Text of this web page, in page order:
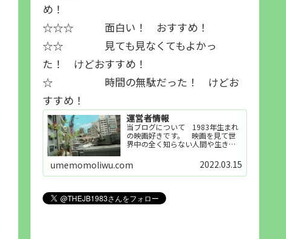
め！
☆☆☆ 面白い！ おすすめ！
☆☆ 見ても見なくてもよかっ
た！ けどおすすめ！
☆ 時間の無駄だった！ けどお
すすめ！
運営者情報
当ブログについて 1983年生まれ
の映画好きです。 映画を見て世
界中の全く知らない人間や生き物
世界知らない世界に触れることが
好きで映画を見てます。「映画を
見られれば幸福度を高い」とわか
umemomoliwu.com 2022.03.15